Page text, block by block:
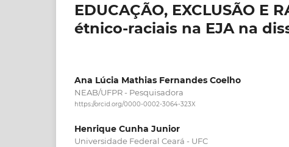
EDUCAÇÃO, EXCLUSÃO E
étnico-raciais na EJA na
Ana Lúcia Mathias Fernandes Coelho
NEAB/UFPR - Pesquisadora
https://orcid.org/0000-0002-3064-323X
Henrique Cunha Junior
Universidade Federal Ceará - UFC